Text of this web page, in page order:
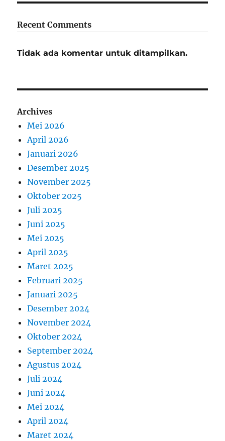
Recent Comments
Tidak ada komentar untuk ditampilkan.
Archives
Mei 2026
April 2026
Januari 2026
Desember 2025
November 2025
Oktober 2025
Juli 2025
Juni 2025
Mei 2025
April 2025
Maret 2025
Februari 2025
Januari 2025
Desember 2024
November 2024
Oktober 2024
September 2024
Agustus 2024
Juli 2024
Juni 2024
Mei 2024
April 2024
Maret 2024